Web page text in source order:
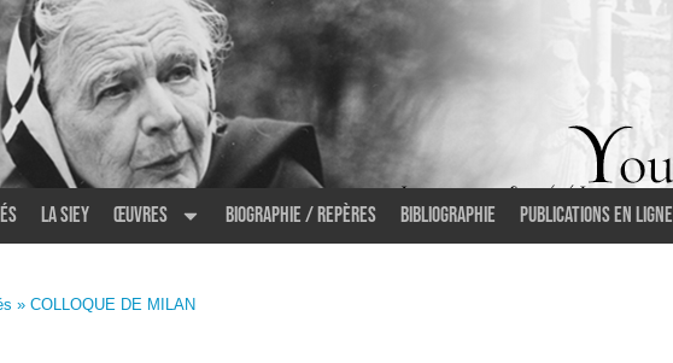
La SIEY Œuvres Biographie / Repères Bibliographie Publications en ligne
» COLLOQUE DE MILAN